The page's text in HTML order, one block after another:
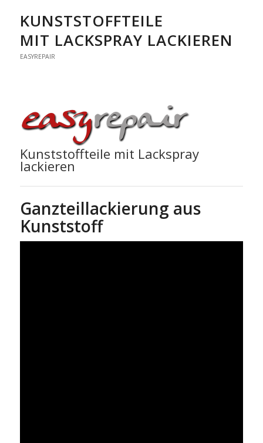
KUNSTSTOFFTEILE
MIT LACKSPRAY LACKIEREN
EASYREPAIR
Kunststoffteile mit Lackspray
lackieren
Ganzteillackierung aus
Kunststoff